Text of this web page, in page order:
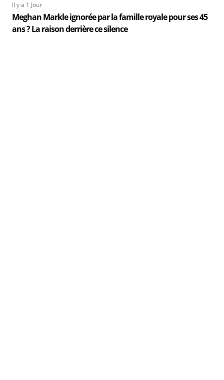
Il y a 1 Jour
Meghan Markle ignorée par la famille royale pour ses 45
ans ? La raison derrière ce silence